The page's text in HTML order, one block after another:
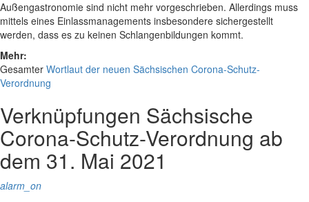
Außengastronomie sind nicht mehr vorgeschrieben. Allerdings muss
mittels eines Einlassmanagements insbesondere sichergestellt
werden, dass es zu keinen Schlangenbildungen kommt.
Mehr:
Gesamter Wortlaut der neuen Sächsischen Corona-Schutz-
Verordnung
Verknüpfungen Sächsische
Corona-Schutz-Verordnung ab
dem 31. Mai 2021
alarm_on